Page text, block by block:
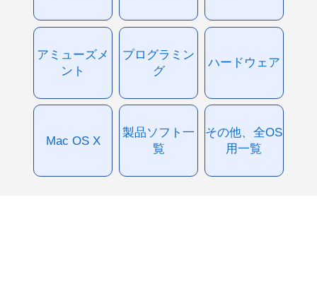
アミューズメ
ント
プログラミン
グ
ハードウェア
Mac OS X
製品ソフト一
覧
その他、全OS
用一覧